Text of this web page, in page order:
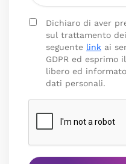
Dichiaro di aver
sul trattamento
seguente link ai
GDPR ed esprimo
libero ed
dati personali.